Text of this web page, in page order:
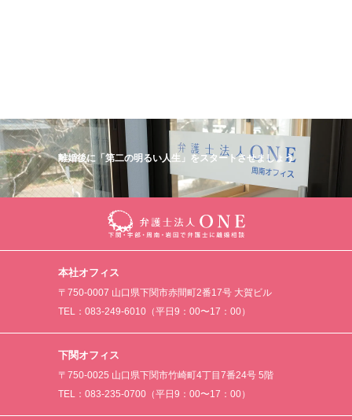
離婚後に「第二の明るい人生」をスタートさせましょう
本社オフィス
〒750-0007 山口県下関市赤間町2番17号 大賀ビル
TEL：083-249-6010（平日9：00〜17：00）
下関オフィス
〒750-0025 山口県下関市竹崎町4丁目7番24号 5階
TEL：083-235-0700（平日9：00〜17：00）